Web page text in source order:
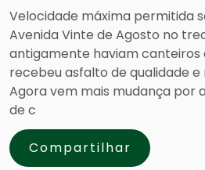
Velocidade máxima permitida
Avenida Vinte de Agosto no
antigamente haviam
recebeu asfalto de qualidade e
Agora vem mais mudança por
de c
Compartilhar